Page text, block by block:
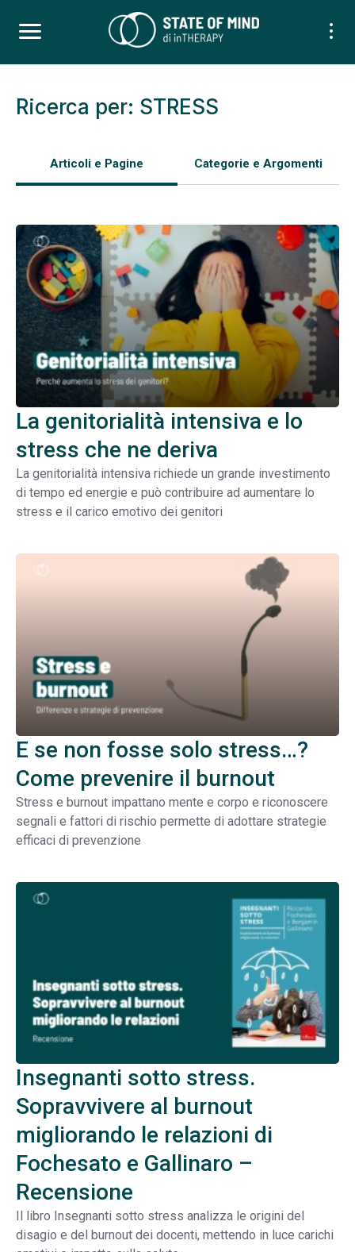
Ricerca per: STRESS
Articoli e Pagine Categorie e Argomenti
La genitorialità intensiva e lo
stress che ne deriva
La genitorialità intensiva richiede un grande investimento
di tempo ed energie e può contribuire ad aumentare lo
stress e il carico emotivo dei genitori
E se non fosse solo stress…?
Come prevenire il burnout
Stress e burnout impattano mente e corpo e riconoscere
segnali e fattori di rischio permette di adottare strategie
efficaci di prevenzione
Insegnanti sotto stress.
Sopravvivere al burnout
migliorando le relazioni di
Fochesato e Gallinaro –
Recensione
Il libro Insegnanti sotto stress analizza le origini del
disagio e del burnout dei docenti, mettendo in luce carichi